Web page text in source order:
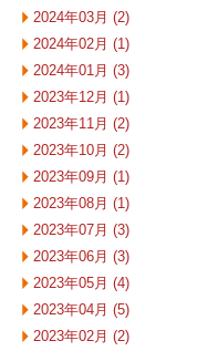
2024年03月 (2)
2024年02月 (1)
2024年01月 (3)
2023年12月 (1)
2023年11月 (2)
2023年10月 (2)
2023年09月 (1)
2023年08月 (1)
2023年07月 (3)
2023年06月 (3)
2023年05月 (4)
2023年04月 (5)
2023年02月 (2)